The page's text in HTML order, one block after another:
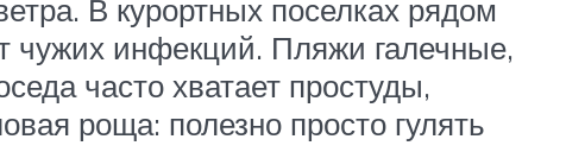
В курортных поселках рядом
чужих инфекций. Пляжи галечные,
часто хватает простуды,
роща: полезно просто гулять